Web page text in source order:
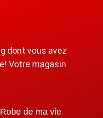
dont vous avez
Votre magasin
de ma vie